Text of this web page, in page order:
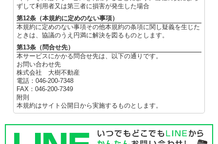
ずして利用者又は第三者に損害が発生した場合
第12条（本規約に定めのない事項）
本規約に定めのない事項その他本規約の条項に関し疑義を生じた
ときは、協議のうえ円満に解決を図るものとします。
第13条（問合せ先）
本サービスにかかる問合せ先は、以下の通りです。
お問い合わせ先
株式会社 大樹不動産
電話：046-200-7348
FAX：046-200-7349
附則
本規約はサイト公開日から実施するものとします。